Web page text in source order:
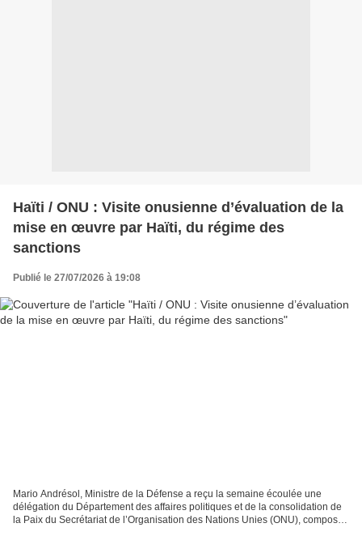
Haïti / ONU : Visite onusienne d’évaluation de la
mise en œuvre par Haïti, du régime des
sanctions
Publié le 27/07/2026 à 19:08
Mario Andrésol, Ministre de la Défense a reçu la semaine écoulée une
délégation du Département des affaires politiques et de la consolidation de
la Paix du Secrétariat de l’Organisation des Nations Unies (ONU), composée